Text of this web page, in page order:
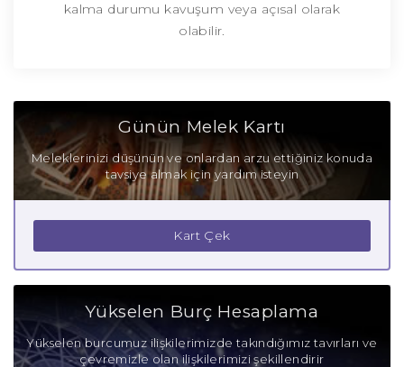
kalma durumu kavuşum veya açısal olarak
olabilir.
Günün Melek Kartı
Meleklerinizi düşünün ve onlardan arzu ettiğiniz konuda
tavsiye almak için yardım isteyin
Kart Çek
Yükselen Burç Hesaplama
Yükselen burcumuz ilişkilerimizde takındığımız tavırları ve
çevremizle olan ilişkilerimizi şekillendirir